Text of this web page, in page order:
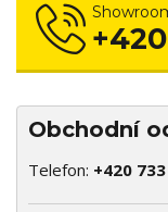
Obchodní
Telefon: +420